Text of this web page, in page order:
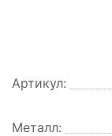
Артикул:
Металл: